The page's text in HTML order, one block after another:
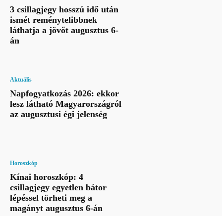
3 csillagjegy hosszú idő után
ismét reménytelibbnek
láthatja a jövőt augusztus 6-
án
Aktuális
Napfogyatkozás 2026: ekkor
lesz látható Magyarországról
az augusztusi égi jelenség
Horoszkóp
Kínai horoszkóp: 4
csillagjegy egyetlen bátor
lépéssel törheti meg a
magányt augusztus 6-án